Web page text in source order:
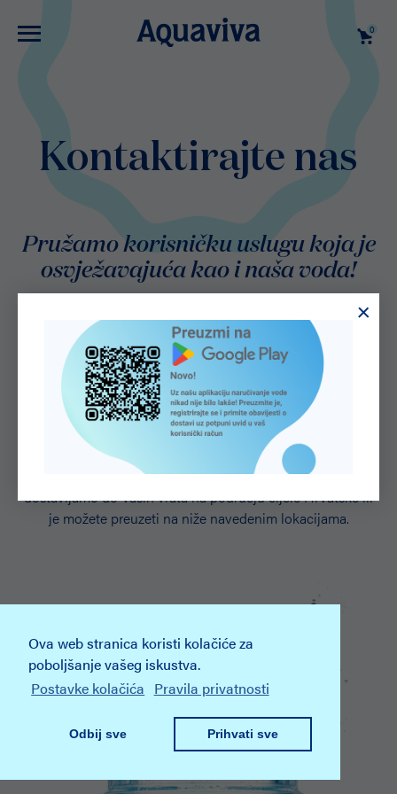
Ova web stranica koristi kolačiće za
poboljšanje vašeg iskustva.
Postavke kolačića Pravila privatnosti
Odbij sve Prihvati sve
0
Kontaktirajte nas
Pružamo korisničku uslugu koja je
osvježavajuća kao i naša voda!
Gdje možete pronaći
našu vodu?
Javite nam se i naručite vašu Aquaviva vodu jer narudžbe
dostavljamo do Vaših vrata na području cijele Hrvatske ili
je možete preuzeti na niže navedenim lokacijama.